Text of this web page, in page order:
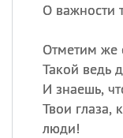
О важности
Отметим же
Такой ведь
И знаешь,
Твои глаза,
люди!